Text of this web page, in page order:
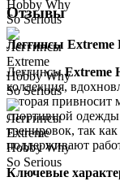
Отзывы
Леггинсы Extreme
ЛеггинсыExtreme
коллекция,
которая привносит
спортивной
тренировок, так
поддерживают
Ключевые